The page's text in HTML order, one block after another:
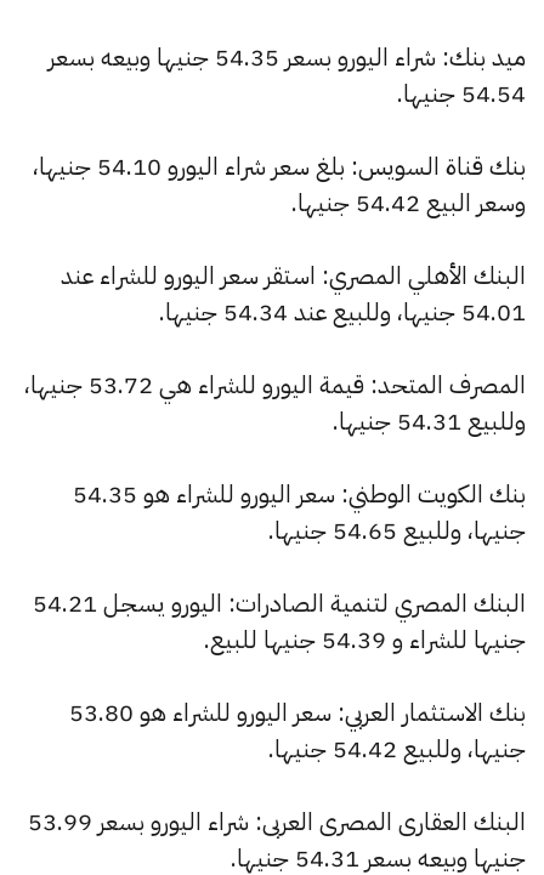
ميد بنك: شراء اليورو بسعر 54.35 جنيها وبيعه بسعر
54.54 جنيها.
بنك قناة السويس: بلغ سعر شراء اليورو 54.10 جنيها،
وسعر البيع 54.42 جنيها.
البنك الأهلي المصري: استقر سعر اليورو للشراء عند
54.01 جنيها، وللبيع عند 54.34 جنيها.
المصرف المتحد: قيمة اليورو للشراء هي 53.72 جنيها،
وللبيع 54.31 جنيها.
بنك الكويت الوطني: سعر اليورو للشراء هو 54.35
جنيها، وللبيع 54.65 جنيها.
البنك المصري لتنمية الصادرات: اليورو يسجل 54.21
جنيها للشراء و 54.39 جنيها للبيع.
بنك الاستثمار العربي: سعر اليورو للشراء هو 53.80
جنيها، وللبيع 54.42 جنيها.
البنك العقارى المصرى العربى: شراء اليورو بسعر 53.99
جنيها وبيعه بسعر 54.31 جنيها.